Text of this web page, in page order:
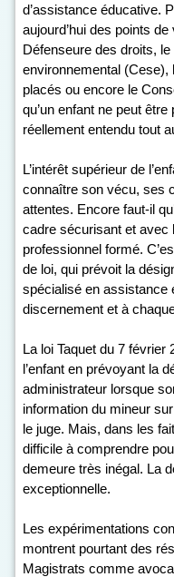
d’assistance éducative.
aujourd’hui des points
Défenseure des droits,
environnemental (Cese),
placés ou encore le
qu’un enfant ne peut
réellement entendu tout
L’intérêt supérieur de
connaître son vécu, ses
attentes. Encore faut-il
cadre sécurisant et avec
professionnel formé.
de loi, qui prévoit la
spécialisé en assistance
discernement et à
La loi Taquet du 7 février
l’enfant en prévoyant la
administrateur lorsque
information du mineur
le juge. Mais, dans les
difficile à comprendre
demeure très inégal. La
exceptionnelle.
Les expérimentations
montrent pourtant des
Magistrats comme